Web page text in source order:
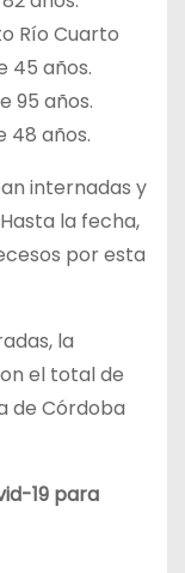
Río Cuarto
45 años.
95 años.
48 años.
internadas y
la fecha,
por esta
la
el total de
de Córdoba
19 para